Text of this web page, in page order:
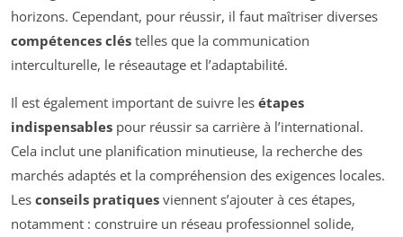
horizons. Cependant, pour réussir, il faut maîtriser diverses
compétences clés telles que la communication
interculturelle, le réseautage et l’adaptabilité.
Il est également important de suivre les étapes
indispensables pour réussir sa carrière à l’international.
Cela inclut une planification minutieuse, la recherche des
marchés adaptés et la compréhension des exigences locales.
Les conseils pratiques viennent s’ajouter à ces étapes,
notamment : construire un réseau professionnel solide,